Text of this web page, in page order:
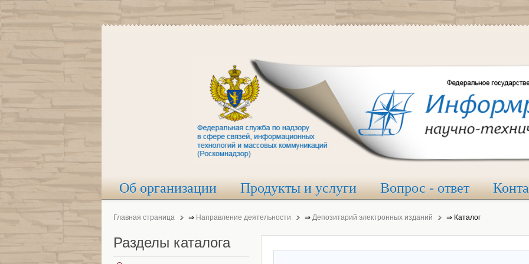
Об организации Продукты и услуги Вопрос - ответ
Главная страница ⇒ Направление деятельности ⇒ Депозитарий электронных изданий ⇒ Каталог
Разделы каталога